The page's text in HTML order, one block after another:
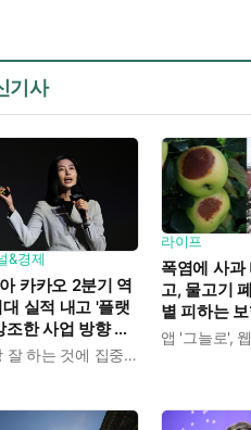
기사
&경제
카카오 2분기 역
실적 내고 '플랫
조한 사업 방향 발
팡이츠 들여오고"가장 잘 하는 것에 집중하겠다"
라이프
폭염에 사과
고, 물고기
볕 피하는
컨 정거장